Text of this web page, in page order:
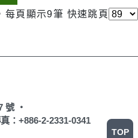
每頁顯示9筆 快速跳頁
號 ‧
：+886-2-2331-0341
TOP